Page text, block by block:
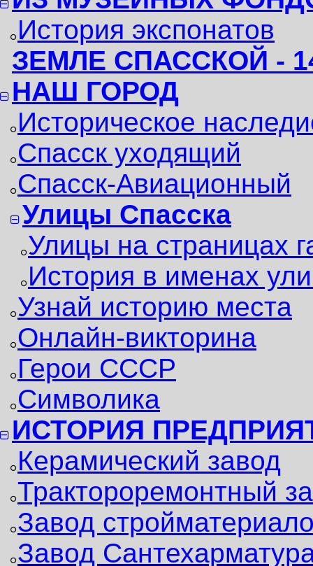
История экспонатов
ЗЕМЛЕ СПАССКОЙ -
НАШ ГОРОД
Историческое
Спасск уходящий
Спасск-Авиационный
Улицы Спасска
Улицы на страницах
История в именах
Узнай историю места
Онлайн-викторина
Герои СССР
Символика
ИСТОРИЯ
Керамический завод
Трактороремонтный
Завод
Завод